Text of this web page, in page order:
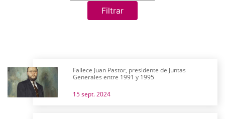
Filtrar
Fallece Juan Pastor, presidente de Juntas
Generales entre 1991 y 1995
15 sept. 2024